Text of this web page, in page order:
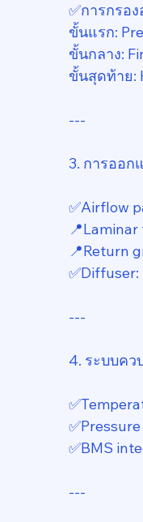
✅️การกรอ
ขั้นแรก:
ขั้นกลาง:
ขั้นสุดท้าย:
---
3. การออก
✅️Airflow
📍Return
---
4. ระบบคว
✅️BMS
---